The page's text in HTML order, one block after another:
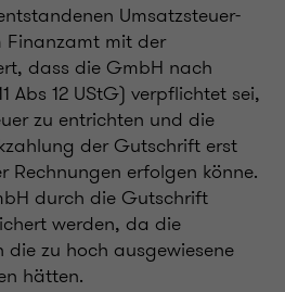
Umsatzsteuer-
Finanzamt mit der
dass die GmbH nach
Abs 12 UStG) verpflichtet sei,
zu entrichten und die
der Gutschrift erst
Rechnungen erfolgen könne.
durch die Gutschrift
werden, da die
die zu hoch ausgewiesene
hätten.